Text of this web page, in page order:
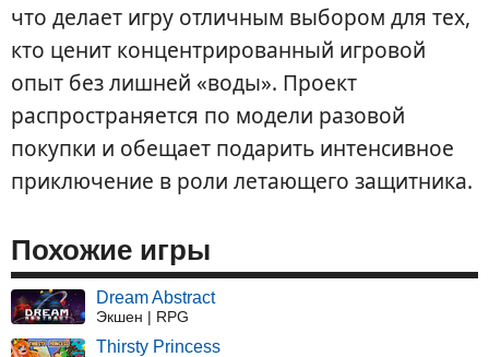
что делает игру отличным выбором для тех,
кто ценит концентрированный игровой
опыт без лишней «воды». Проект
распространяется по модели разовой
покупки и обещает подарить интенсивное
приключение в роли летающего защитника.
Похожие игры
Dream Abstract
Экшен | RPG
Thirsty Princess